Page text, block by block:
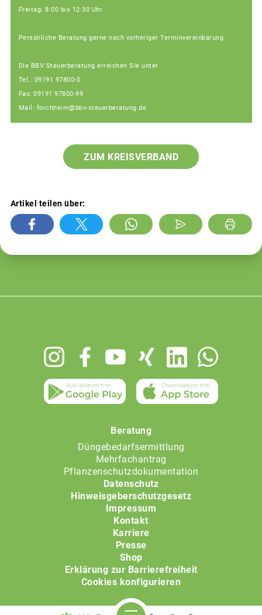
Freitag: 8:00 bis 12:30 Uhr
Persönliche Beratung gerne nach vorheriger Terminvereinbarung
Die BBV Steuerberatung erreichen Sie unter
Tel.: 09191 97800-0
Fax: 09191 97800-99
Mail: forchheim@bbv-steuerberatung.de
ZUM KREISVERBAND
Artikel teilen über:
Beratung
Düngebedarfsermittlung
Mehrfachantrag
Pflanzenschutzdokumentation
Datenschutz
Hinweisgeberschutzgesetz
Impressum
Kontakt
Karriere
Presse
Shop
Erklärung zur Barrierefreiheit
Cookies konfigurieren